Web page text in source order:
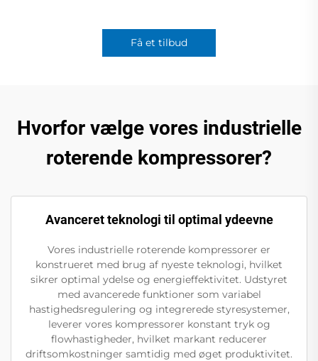
Få et tilbud
Hvorfor vælge vores industrielle
roterende kompressorer?
Avanceret teknologi til optimal ydeevne
Vores industrielle roterende kompressorer er
konstrueret med brug af nyeste teknologi, hvilket
sikrer optimal ydelse og energieffektivitet. Udstyret
med avancerede funktioner som variabel
hastighedsregulering og integrerede styresystemer,
leverer vores kompressorer konstant tryk og
flowhastigheder, hvilket markant reducerer
driftsomkostninger samtidig med øget produktivitet.